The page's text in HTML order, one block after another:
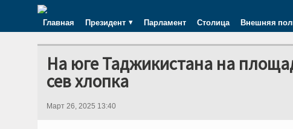
Главная Президент Парламент Столица Внешняя
На юге Таджикистана на
сев хлопка
Март 26, 2025 13:40